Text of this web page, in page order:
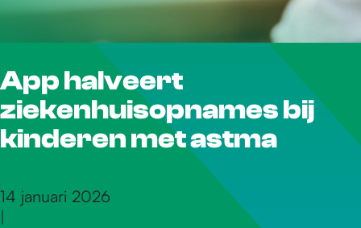
r
d
e
h
App halveert
ziekenhuisopnames bij
kinderen met astma
14 januari 2026
|